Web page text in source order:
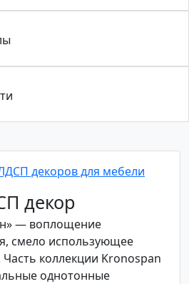
декоров для мебели
декор
— воплощение
смело использующее
коллекции Kronospan
однотонные